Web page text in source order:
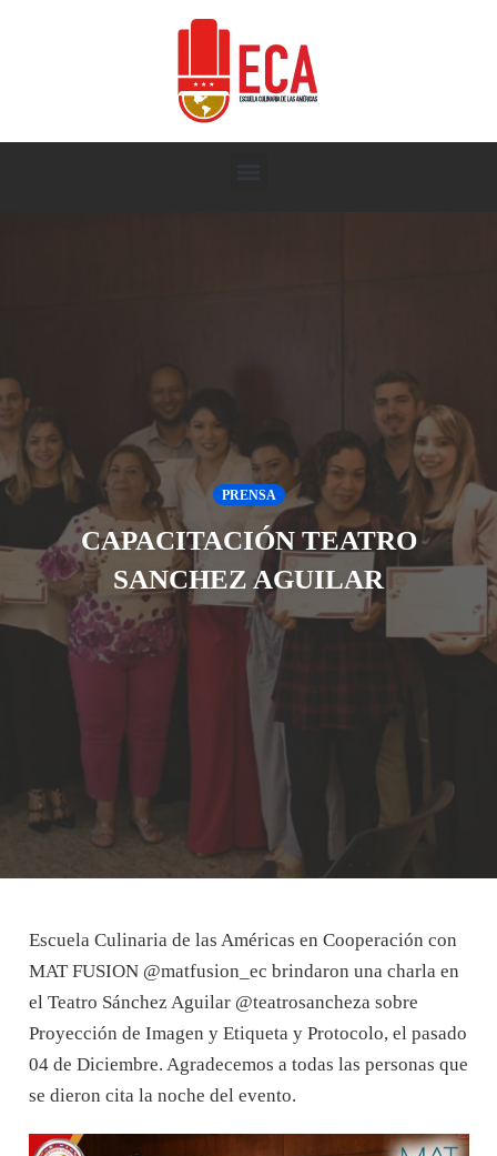
PRENSA
CAPACITACIÓN TEATRO
SANCHEZ AGUILAR
Escuela Culinaria de las Américas en Cooperación con
MAT FUSION @matfusion_ec brindaron una charla en
el Teatro Sánchez Aguilar @teatrosancheza sobre
Proyección de Imagen y Etiqueta y Protocolo, el pasado
04 de Diciembre. Agradecemos a todas las personas que
se dieron cita la noche del evento.